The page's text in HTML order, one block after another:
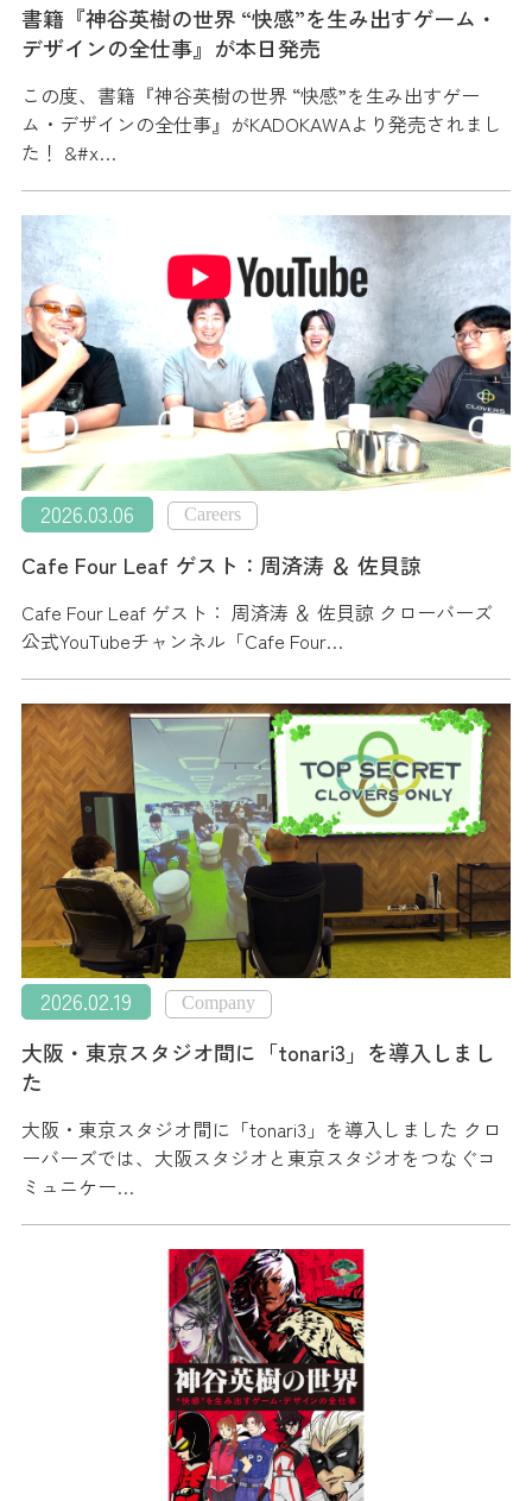
書籍『神谷英樹の世界 “快感”を生み出すゲーム・
デザインの全仕事』が本日発売
この度、書籍『神谷英樹の世界 “快感”を生み出すゲー
ム・デザインの全仕事』がKADOKAWAより発売されまし
た！ &#x…
2026.03.06 Careers
Cafe Four Leaf ゲスト：周済涛 ＆ 佐貝諒
Cafe Four Leaf ゲスト： 周済涛 ＆ 佐貝諒 クローバーズ
公式YouTubeチャンネル「Cafe Four…
2026.02.19 Company
大阪・東京スタジオ間に「tonari3」を導入しまし
た
大阪・東京スタジオ間に「tonari3」を導入しました クロ
ーバーズでは、大阪スタジオと東京スタジオをつなぐコ
ミュニケー…